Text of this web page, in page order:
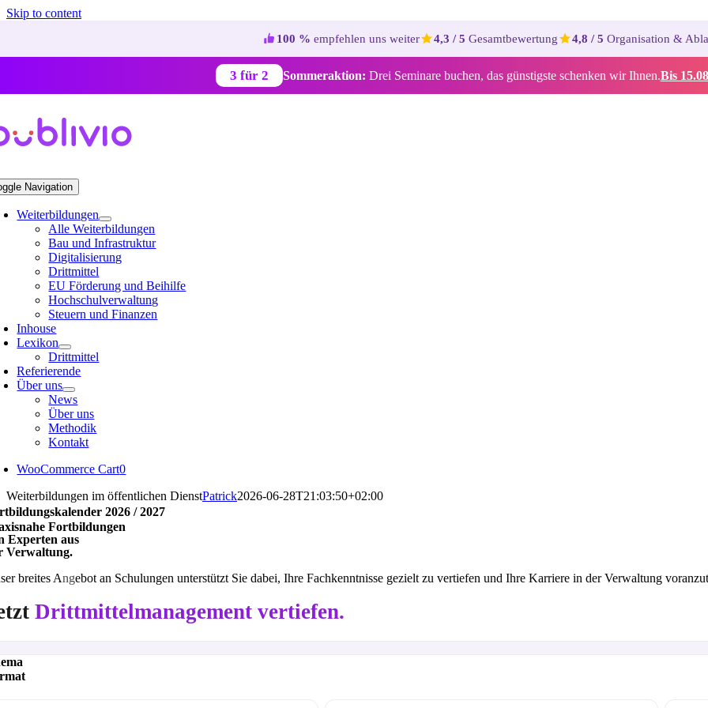
Skip to content
100 % empfehlen uns weiter 4,3 / 5 Gesamtbewertung 4,8 / 5 Organisation &
3 für 2 Sommeraktion: Drei Seminare buchen, das günstigste schenken wir Ihnen.Bis
Navigation
Weiterbildungen
Alle Weiterbildungen
Bau und Infrastruktur
Digitalisierung
Drittmittel
EU Förderung und Beihilfe
Hochschulverwaltung
Steuern und Finanzen
Inhouse
Lexikon
Drittmittel
Referierende
Über uns
News
Über uns
Methodik
Kontakt
WooCommerce Cart0
Weiterbildungen im öffentlichen DienstPatrick2026-06-28T21:03:50+02:00
2026 / 2027
Fortbildungen
Experten aus
Verwaltung.
breites Angebot an Schulungen unterstützt Sie dabei, Ihre Fachkenntnisse gezielt zu vertiefen und Ihre Karriere in der Verwaltung
Drittmittelmanagement vertiefen.